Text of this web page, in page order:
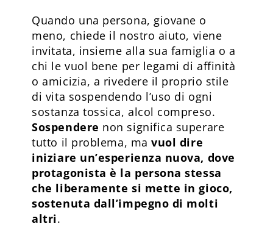
Quando una persona, giovane o
meno, chiede il nostro aiuto, viene
invitata, insieme alla sua famiglia o a
chi le vuol bene per legami di affinità
o amicizia, a rivedere il proprio stile
di vita sospendendo l’uso di ogni
sostanza tossica, alcol compreso.
Sospendere non significa superare
tutto il problema, mavuol dire
iniziare un’esperienza nuova, dove
protagonista è la persona stessa
che liberamente si mette in gioco,
sostenuta dall’impegno di molti
altri.